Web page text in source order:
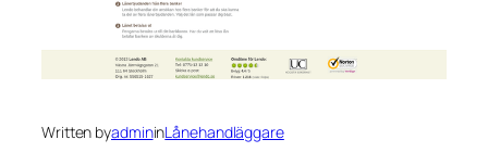
Written byadmininLånehandläggare